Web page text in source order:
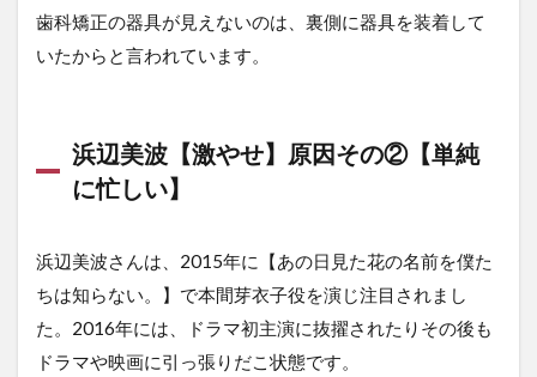
歯科矯正の器具が見えないのは、裏側に器具を装着して
いたからと言われています。
浜辺美波【激やせ】原因その②【単純
に忙しい】
浜辺美波さんは、2015年に【あの日見た花の名前を僕た
ちは知らない。】で本間芽衣子役を演じ注目されまし
た。2016年には、ドラマ初主演に抜擢されたりその後も
ドラマや映画に引っ張りだこ状態です。